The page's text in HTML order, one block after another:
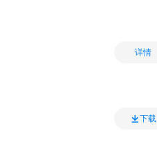
详情
下载